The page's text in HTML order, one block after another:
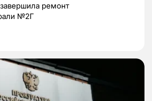
ремонт
№2Г